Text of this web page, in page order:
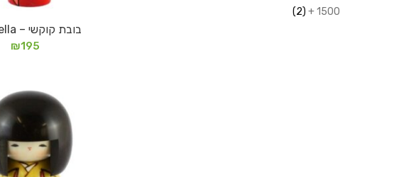
1500 +
(2)
מידע נוסף
בובת קוקשי – Umbrella
₪195